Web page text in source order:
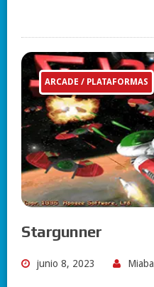
ARCADE / PLATAFORMAS
Stargunner
junio 8, 2023